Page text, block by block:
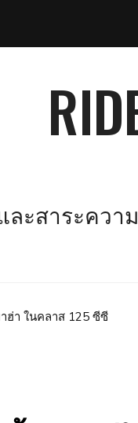
ะสาระควา
ตล์ยามาฮ่า ในคลา